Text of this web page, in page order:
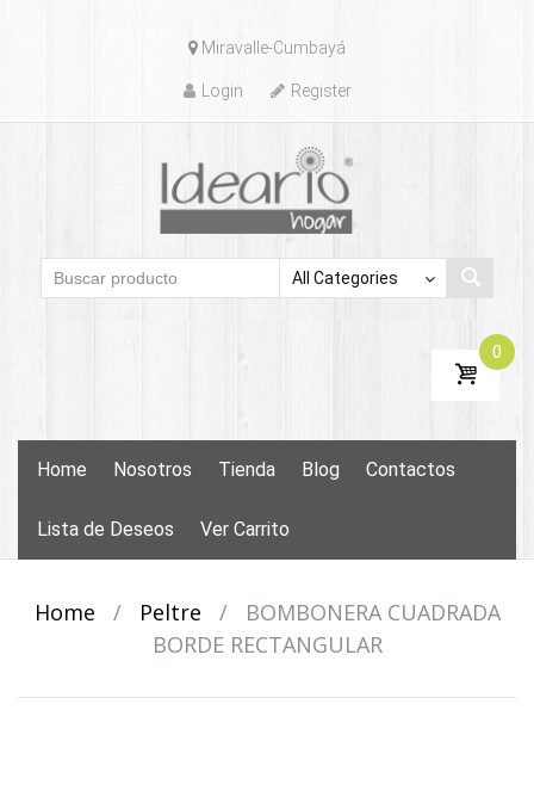
to
Miravalle-Cumbayá
Login Register
0
Home Nosotros Tienda Blog Contactos
Lista de Deseos Ver Carrito
Home / Peltre /
BOMBONERA CUADRADA
BORDE RECTANGULAR